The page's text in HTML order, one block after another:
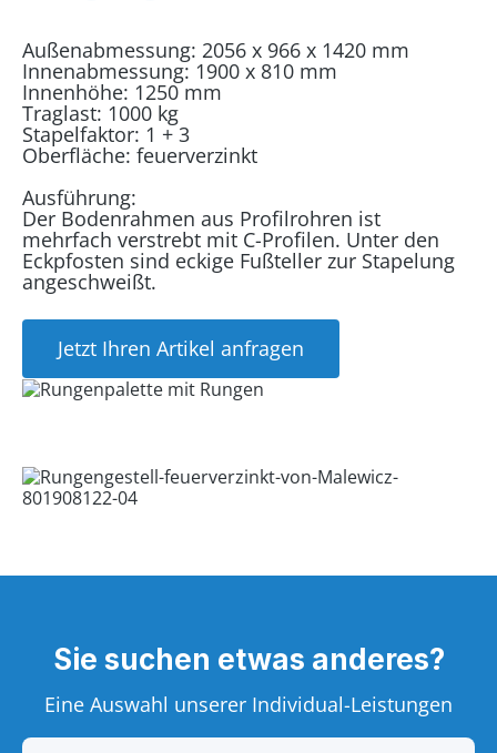
Außenabmessung: 2056 x 966 x 1420 mm
Innenabmessung: 1900 x 810 mm
Innenhöhe: 1250 mm
Traglast: 1000 kg
Stapelfaktor: 1 + 3
Oberfläche: feuerverzinkt
Ausführung:
Der Bodenrahmen aus Profilrohren ist
mehrfach verstrebt mit C-Profilen. Unter den
Eckpfosten sind eckige Fußteller zur Stapelung
angeschweißt.
Jetzt Ihren Artikel anfragen
Sie suchen etwas anderes?
Eine Auswahl unserer Individual-Leistungen